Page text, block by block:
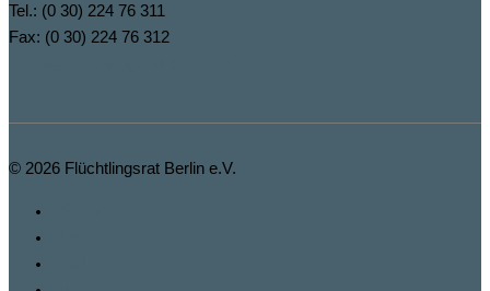
Tel.: (0 30) 224 76 311
Fax: (0 30) 224 76 312
© 2026 Flüchtlingsrat Berlin e.V.